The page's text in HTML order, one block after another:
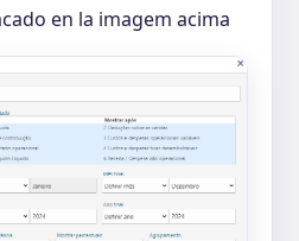
en la imagem acima